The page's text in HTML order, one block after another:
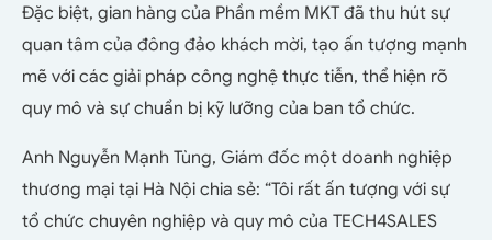
Đặc biệt, gian hàng của Phần mềm MKT đã thu hút sự
quan tâm của đông đảo khách mời, tạo ấn tượng mạnh
mẽ với các giải pháp công nghệ thực tiễn, thể hiện rõ
quy mô và sự chuẩn bị kỹ lưỡng của ban tổ chức.
Anh Nguyễn Mạnh Tùng, Giám đốc một doanh nghiệp
thương mại tại Hà Nội chia sẻ: “Tôi rất ấn tượng với sự
tổ chức chuyên nghiệp và quy mô của TECH4SALES